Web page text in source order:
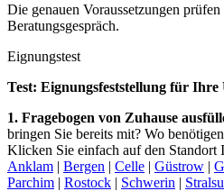
Die genauen Voraussetzungen
Beratungsgespräch.
Eignungstest
Test: Eignungsfeststellung für Ihre
1. Fragebogen von Zuhause
bringen Sie bereits mit? Wo
Klicken Sie einfach auf den Standort
Anklam | Bergen | Celle | Güstrow |
Parchim | Rostock | Schwerin |